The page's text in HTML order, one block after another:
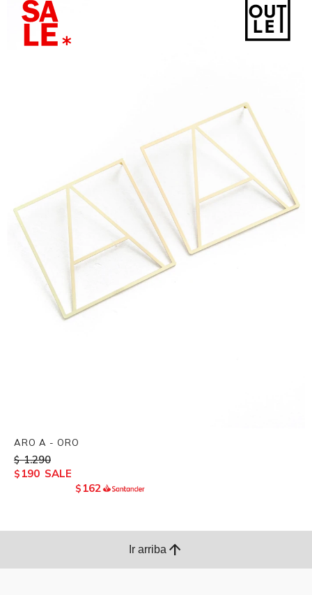
ARO A - ORO
$ 1.290
$ 190
$ 162
Ir arriba arrow_upward